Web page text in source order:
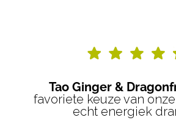
Tao Ginger &
favoriete keuze van
echt energiek